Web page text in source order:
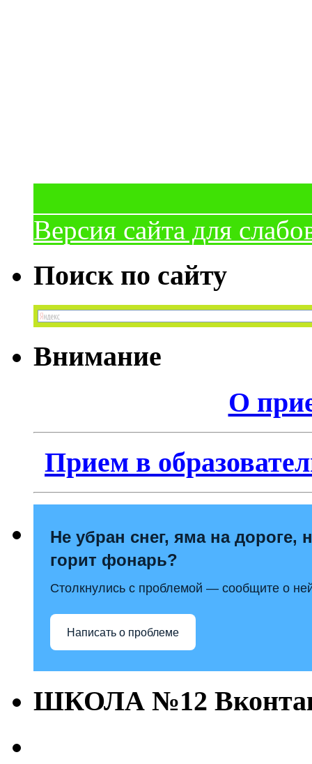
Версия сайта для
Поиск по сайту
Внимание
О
Прием в
Не убран снег, яма на дороге,
горит фонарь?
Столкнулись с проблемой — сообщите о
Написать о проблеме
ШКОЛА №12